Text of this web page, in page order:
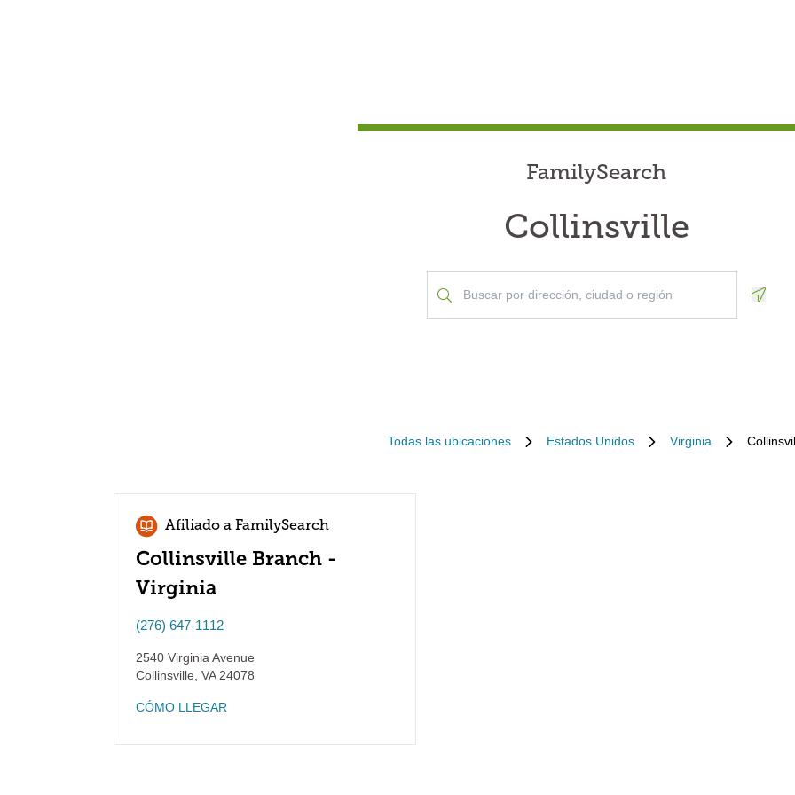
FamilySearch
Collinsville
Todas las ubicaciones Estados Unidos Virginia
Afiliado a FamilySearch
Collinsville Branch -
Virginia
(276) 647-1112
2540 Virginia Avenue
Collinsville VA24078
CÓMO LLEGAR